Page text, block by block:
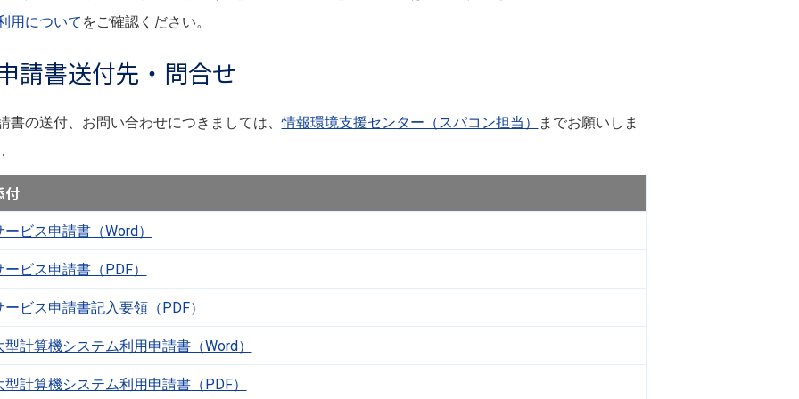
用について をご確認ください。
請書送付先・問合せ
書の送付、お問い合わせにつきましては、情報環境支援センター（スパコン担当）
までお願いしま
付
ービス申請書（Word）
ービス申請書（PDF）
ービス申請書記入要領（PDF）
型計算機システム利用申請書（Word）
型計算機システム利用申請書（PDF）